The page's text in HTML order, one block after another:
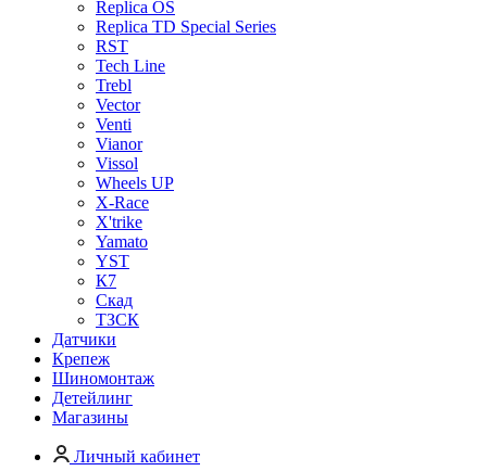
Replica OS
Replica TD Special Series
RST
Tech Line
Trebl
Vector
Venti
Vianor
Vissol
Wheels UP
X-Race
X'trike
Yamato
YST
К7
Скад
ТЗСК
Датчики
Крепеж
Шиномонтаж
Детейлинг
Магазины
Личный кабинет